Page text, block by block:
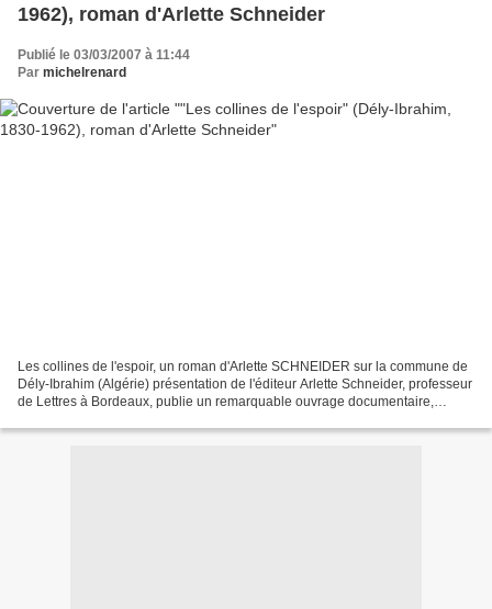
1962), roman d'Arlette Schneider
Publié le 03/03/2007 à 11:44
Par michelrenard
Les collines de l'espoir, un roman d'Arlette SCHNEIDER sur la commune de
Dély-Ibrahim (Algérie) présentation de l'éditeur Arlette Schneider, professeur
de Lettres à Bordeaux, publie un remarquable ouvrage documentaire,